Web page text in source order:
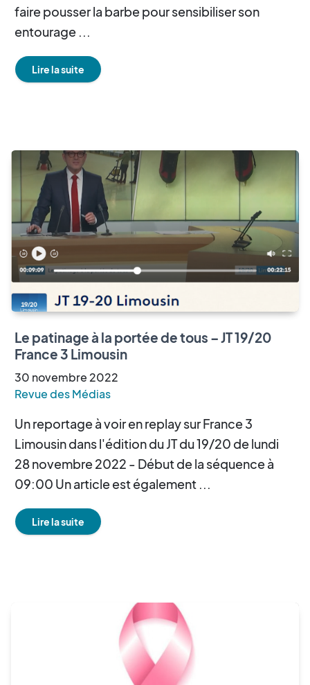
faire pousser la barbe pour sensibiliser son
entourage ...
Lire la suite
Le patinage à la portée de tous – JT 19/20
France 3 Limousin
30 novembre 2022
Revue des Médias
Un reportage à voir en replay sur France 3
Limousin dans l'édition du JT du 19/20 de lundi
28 novembre 2022 - Début de la séquence à
09:00 Un article est également ...
Lire la suite